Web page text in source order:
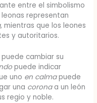
entre el simbolismo
representan
, mientras que los leones
y autoritarios.
cambiar su
puede indicar
uno en calmapuede
una coronaa un león
regio y noble.